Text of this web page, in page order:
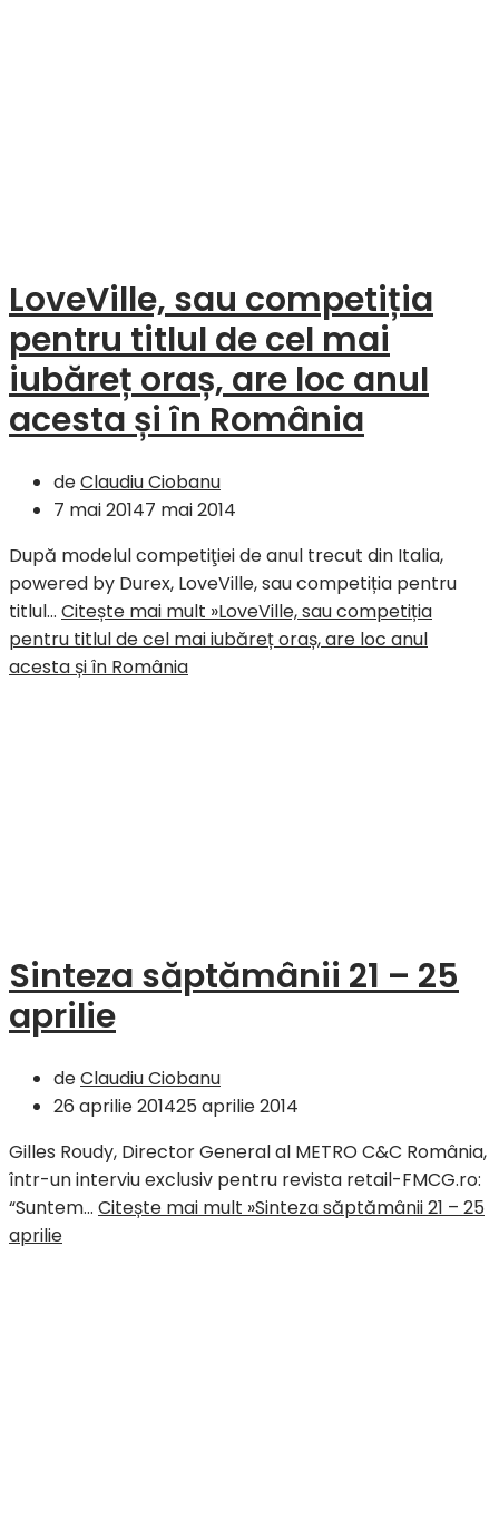
LoveVille, sau competiția
pentru titlul de cel mai
iubăreț oraș, are loc anul
acesta și în România
deClaudiu Ciobanu
7 mai 20147 mai 2014
După modelul competiţiei de anul trecut din Italia,
powered by Durex, LoveVille, sau competiția pentru
titlul… Citește mai mult »LoveVille, sau competiția
pentru titlul de cel mai iubăreț oraș, are loc anul
acesta și în România
Sinteza săptămânii 21 – 25
aprilie
deClaudiu Ciobanu
26 aprilie 201425 aprilie 2014
Gilles Roudy, Director General al METRO C&C România,
într-un interviu exclusiv pentru revista retail-FMCG.ro:
“Suntem… Citește mai mult »Sinteza săptămânii 21 – 25
aprilie